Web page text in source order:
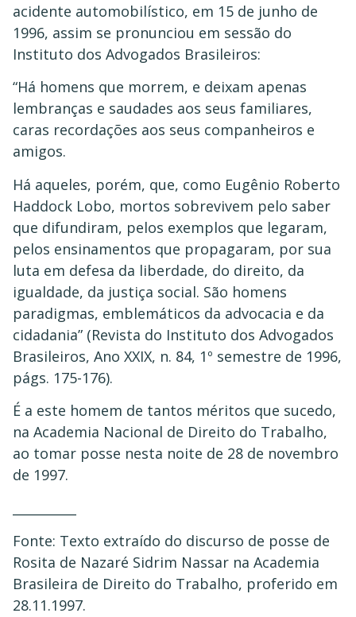
acidente automobilístico, em 15 de junho de
1996, assim se pronunciou em sessão do
Instituto dos Advogados Brasileiros:
“Há homens que morrem, e deixam apenas
lembranças e saudades aos seus familiares,
caras recordações aos seus companheiros e
amigos.
Há aqueles, porém, que, como Eugênio Roberto
Haddock Lobo, mortos sobrevivem pelo saber
que difundiram, pelos exemplos que legaram,
pelos ensinamentos que propagaram, por sua
luta em defesa da liberdade, do direito, da
igualdade, da justiça social. São homens
paradigmas, emblemáticos da advocacia e da
cidadania” (Revista do Instituto dos Advogados
Brasileiros, Ano XXIX, n. 84, 1º semestre de 1996,
págs. 175-176).
É a este homem de tantos méritos que sucedo,
na Academia Nacional de Direito do Trabalho,
ao tomar posse nesta noite de 28 de novembro
de 1997.
Fonte: Texto extraído do discurso de posse de
Rosita de Nazaré Sidrim Nassar na Academia
Brasileira de Direito do Trabalho, proferido em
28.11.1997.